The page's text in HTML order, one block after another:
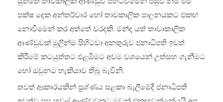
පක්ෂ දෙක අන්තර්වාර හෝ තාවකාලික පාලනයකට එකඟ
නොවීමෙන් කර අත්තේ වරදකි. මන්ද යත් තාවාකාලික
ආණ්ඩුවක් මුලින්ම පිහිටවා අනතුරුව ජනාධිපති ඉවත්
කිරීමේ කටයුත්තට එළඹීමට අවම වශයෙන් උත්සහ ගැනීමට
හෝ ඔවුනට හැකියාව තිබූ බැවිනි.
තවත් ආකාරයකින් ප්‍රශ්ණය සළකා බැලීමේදී ජනාධිපති